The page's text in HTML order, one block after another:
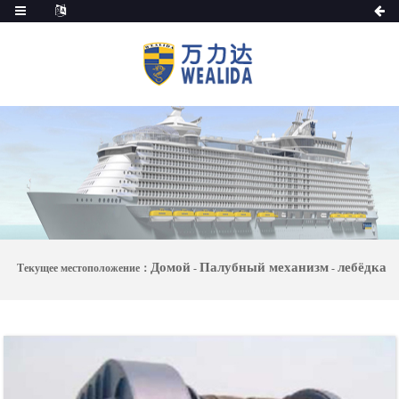
Текущее местоположение： Домой - Палубный механизм - лебёдка